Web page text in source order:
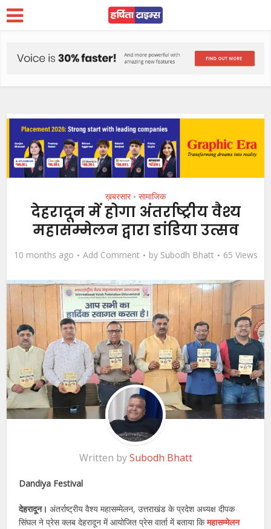
ख़बरसार • सामाजिक
देहरादून में होगा अंतर्राष्ट्रीय वैश्य
महासम्मेलन द्वारा डांडिया उत्सव
10 months ago Add Comment by Subodh Bhatt 65 Views
Written bySubodh Bhatt
Dandiya Festival
देहरादून। अंतर्राष्ट्रीय वैश्य महासम्मेलन, उत्तराखंड के प्रदेश अध्यक्ष दीपक
सिंघल ने प्रेस क्लब देहरादून में आयोजित प्रेस वार्ता में बताया किमहासम्मेलन